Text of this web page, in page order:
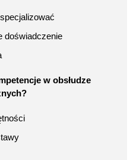
doświadczenie
w obsłudze